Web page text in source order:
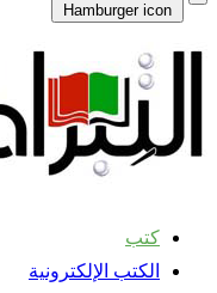
Hamburger icon
كتب
الكتب الإلكترونية